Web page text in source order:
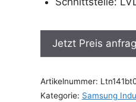
Jetzt Preis
Artikelnummer:
Kategorie: Samsung